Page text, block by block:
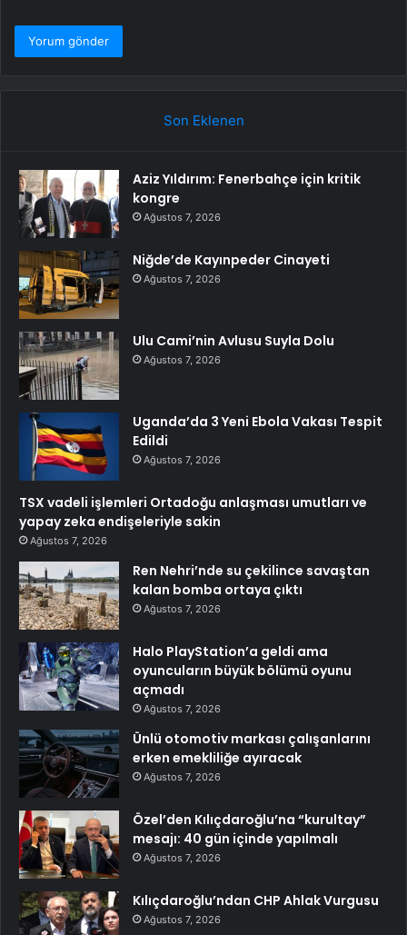
Son Eklenen
Aziz Yıldırım: Fenerbahçe için kritik
kongre
Ağustos 7, 2026
Niğde’de Kayınpeder Cinayeti
Ağustos 7, 2026
Ulu Cami’nin Avlusu Suyla Dolu
Ağustos 7, 2026
Uganda’da 3 Yeni Ebola Vakası Tespit
Edildi
Ağustos 7, 2026
TSX vadeli işlemleri Ortadoğu anlaşması umutları ve
yapay zeka endişeleriyle sakin
Ağustos 7, 2026
Ren Nehri’nde su çekilince savaştan
kalan bomba ortaya çıktı
Ağustos 7, 2026
Halo PlayStation’a geldi ama
oyuncuların büyük bölümü oyunu
açmadı
Ağustos 7, 2026
Ünlü otomotiv markası çalışanlarını
erken emekliliğe ayıracak
Ağustos 7, 2026
Özel’den Kılıçdaroğlu’na “kurultay”
mesajı: 40 gün içinde yapılmalı
Ağustos 7, 2026
Kılıçdaroğlu’ndan CHP Ahlak Vurgusu
Ağustos 7, 2026